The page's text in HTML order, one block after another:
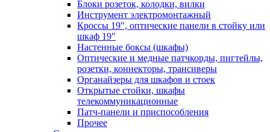
Блоки розеток, колодки, вилки
Инструмент электромонтажный
Кроссы 19", оптические панели в стойку или
шкаф 19"
Настенные боксы (шкафы)
Оптические и медные патчкорды, пигтейлы,
розетки, коннекторы, трансиверы
Органайзеры для шкафов и стоек
Открытые стойки, шкафы
телекоммуникационные
Патч-панели и приспособления
Прочее